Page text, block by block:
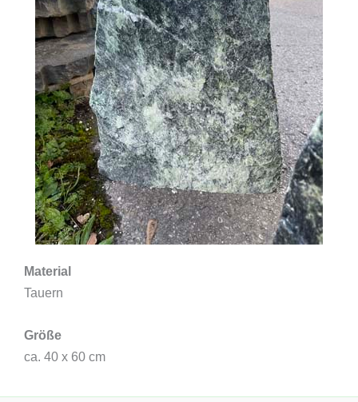
Material
Tauern
Größe
ca. 40 x 60 cm